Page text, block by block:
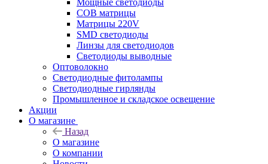
Мощные светодиоды
COB матрицы
Матрицы 220V
SMD светодиоды
Линзы для светодиодов
Светодиоды выводные
Оптоволокно
Светодиодные фитолампы
Светодиодные гирлянды
Промышленное и складское освещение
Акции
О магазине
Назад
О магазине
О компании